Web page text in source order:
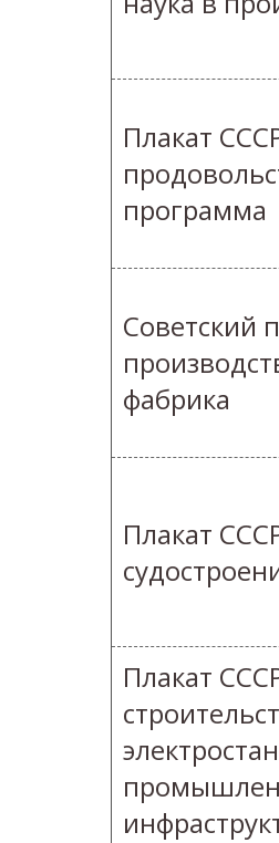
Плакат
программа
Советский
фабрика
Плакат
Плакат